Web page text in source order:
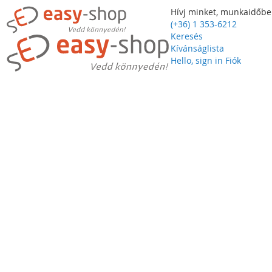
Hívj minket,
(+36) 1 353-6212
Keresés
Kívánságlista
Hello, sign in Fiók